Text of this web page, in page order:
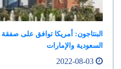
البنتاجون: أمريكا توافق على
السعودية والإمارات